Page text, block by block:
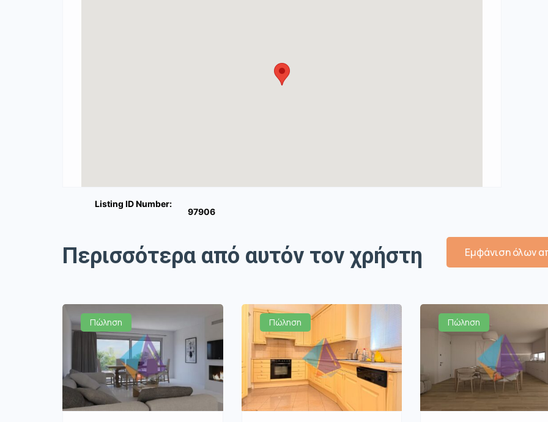
Listing ID Number:
97906
Περισσότερα από αυτόν τον χρήστη Εμφάνιση όλων
Πώληση Πώληση Πώληση